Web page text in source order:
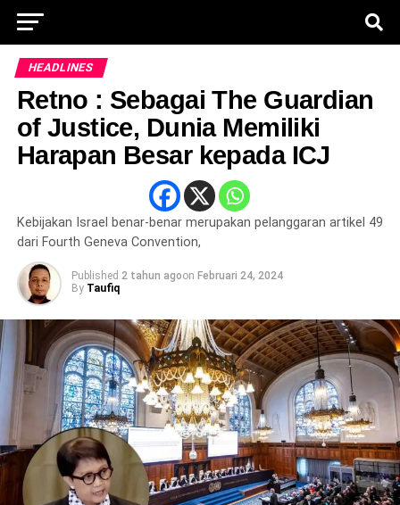
HEADLINES
Retno : Sebagai The Guardian
of Justice, Dunia Memiliki
Harapan Besar kepada ICJ
Kebijakan Israel benar-benar merupakan pelanggaran artikel 49
dari Fourth Geneva Convention,
Published 2 tahun agoon Februari 24, 2024
By Taufiq